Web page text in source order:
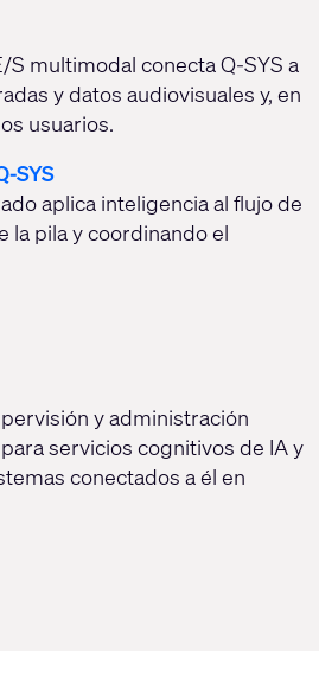
multimodal conecta Q-SYS a
y datos audiovisuales y, en
usuarios.
SYS
aplica inteligencia al flujo de
la pila y coordinando el
y administración
servicios cognitivos de IA y
conectados a él en